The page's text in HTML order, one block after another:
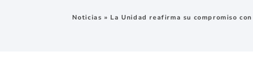
Noticias » La Unidad reafirma su compromiso